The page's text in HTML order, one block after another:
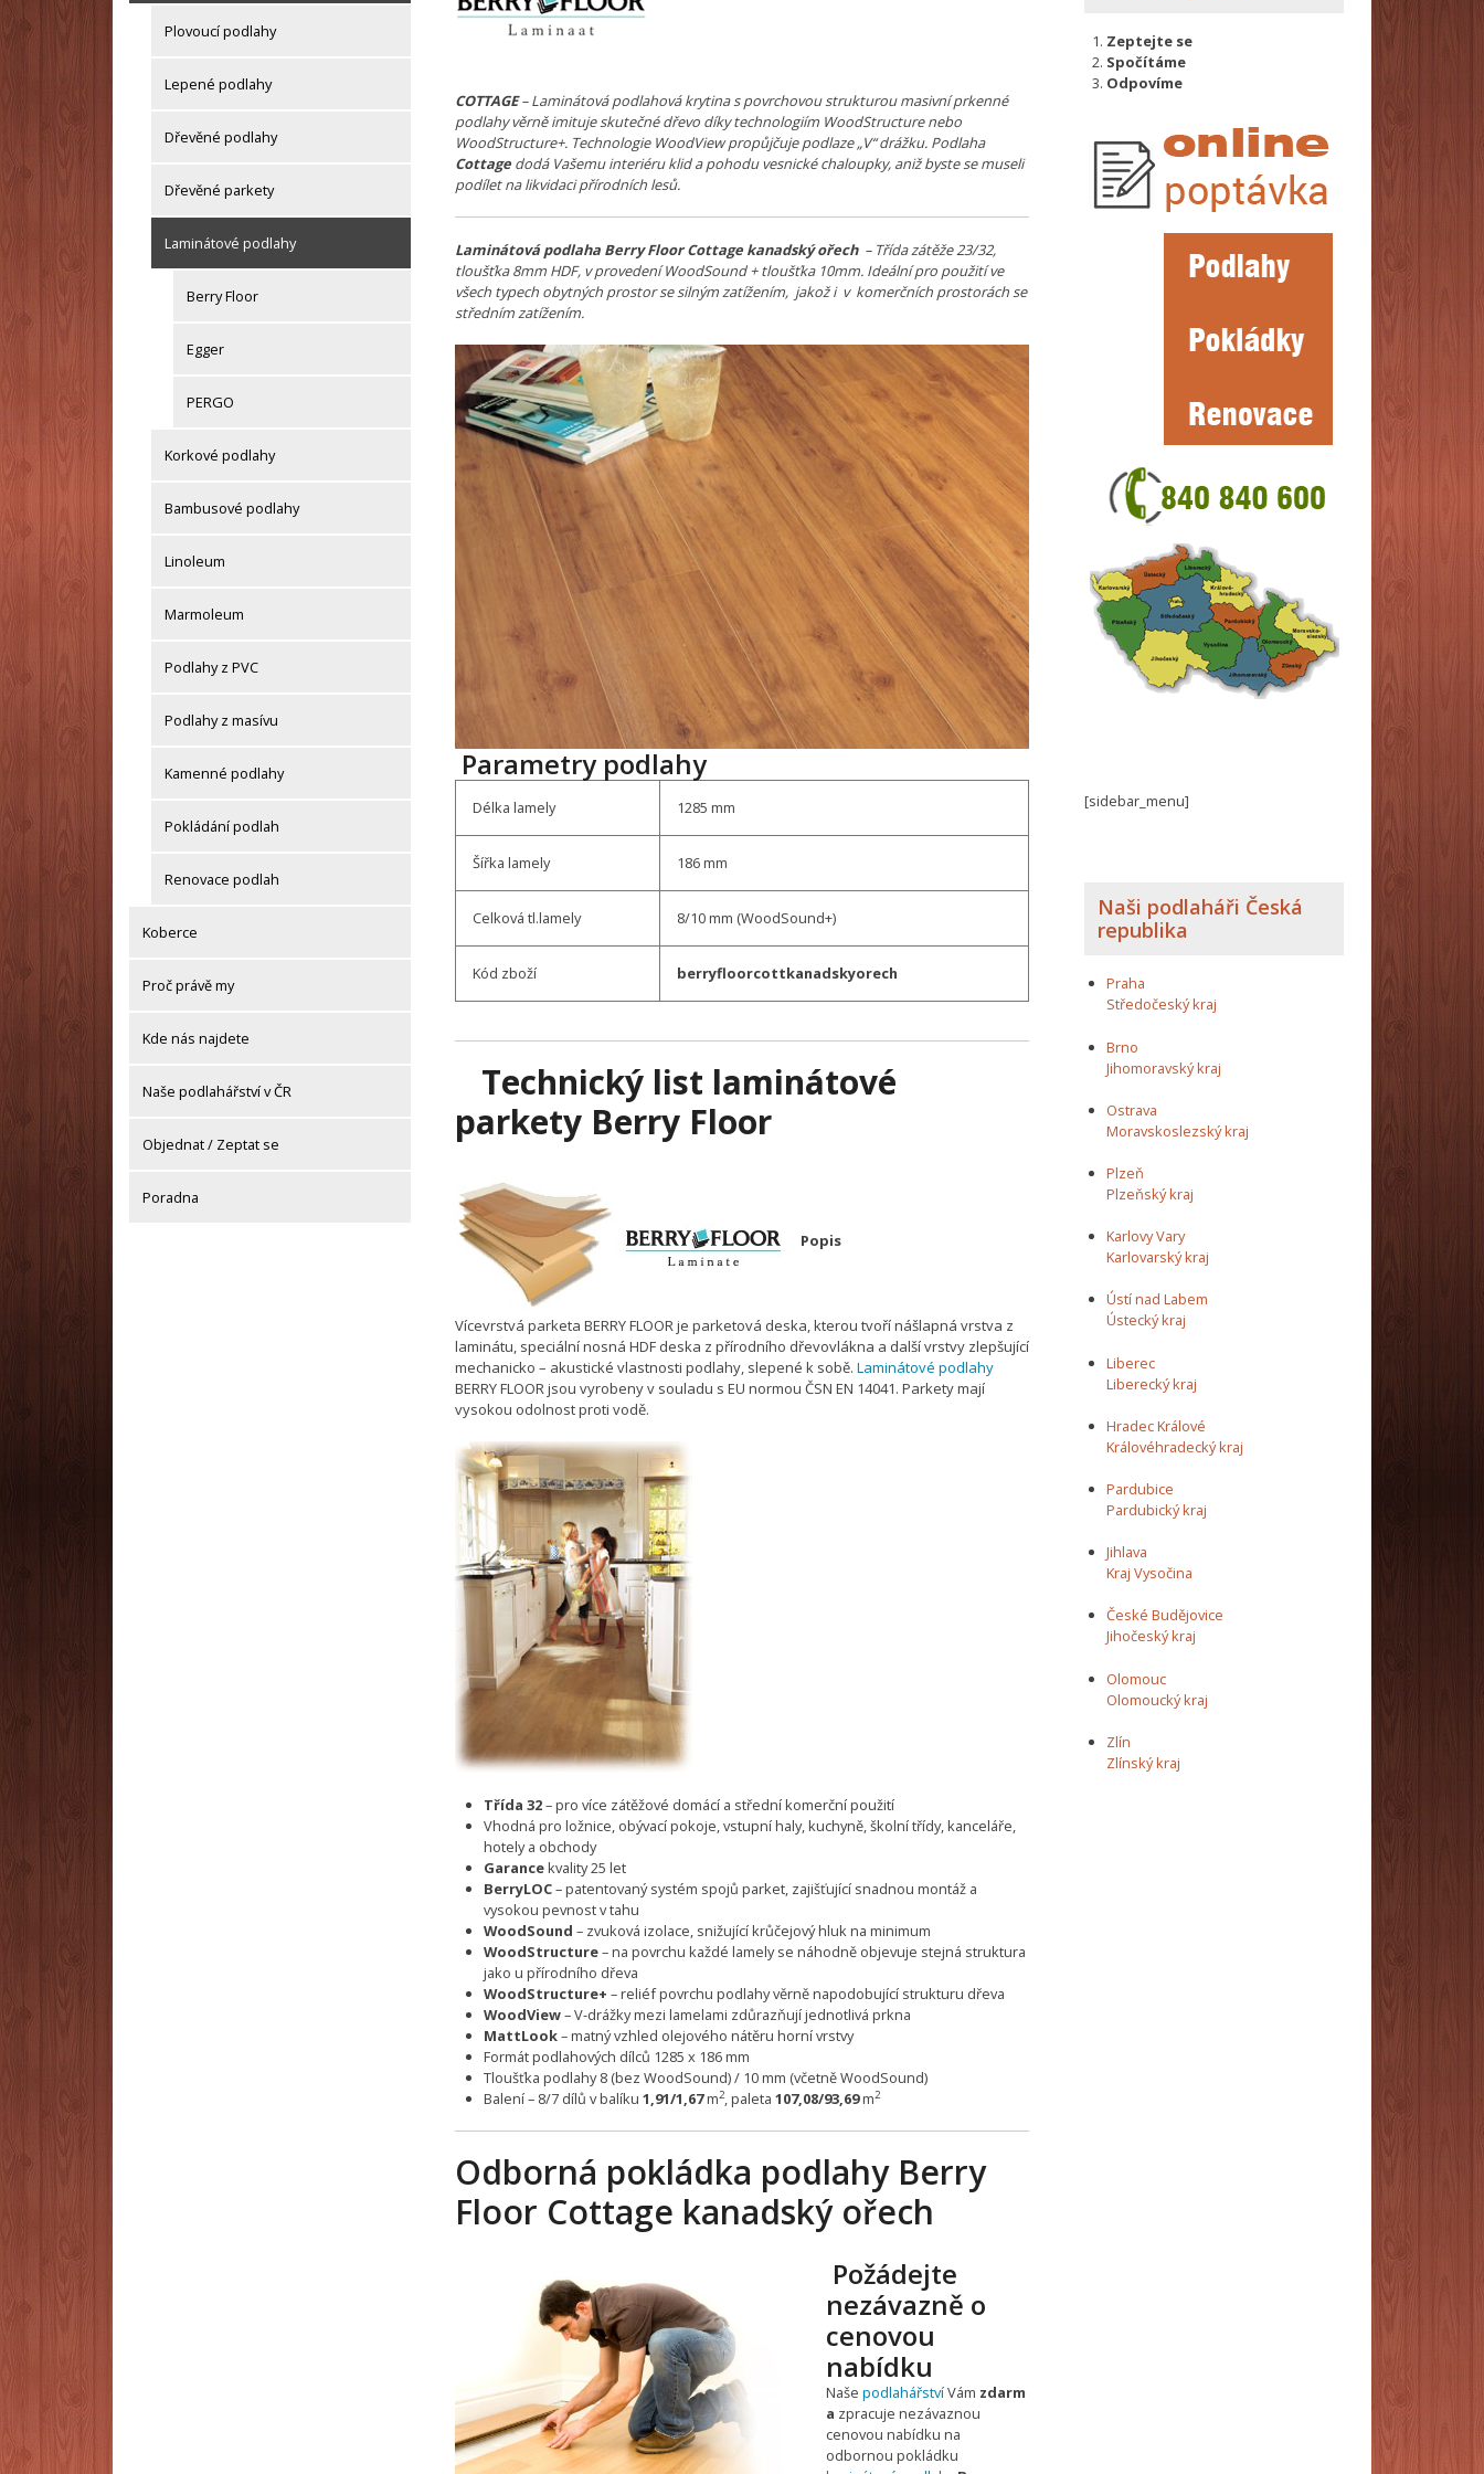
Plovoucí podlahy
Lepené podlahy
Dřevěné podlahy
Dřevěné parkety
Laminátové podlahy
Berry Floor
Egger
PERGO
Korkové podlahy
Bambusové podlahy
Linoleum
Marmoleum
Podlahy z PVC
Podlahy z masívu
Kamenné podlahy
Pokládání podlah
Renovace podlah
Koberce
Proč právě my
Kde nás najdete
Naše podlahářství v ČR
Objednat / Zeptat se
Poradna
COTTAGE– Laminátová podlahová krytina s povrchovou strukturou masivní prkenné
podlahy věrně imituje skutečné dřevo díky technologiím WoodStructure nebo
WoodStructure+. Technologie WoodView propůjčuje podlaze „V“ drážku. Podlaha
Cottage dodá Vašemu interiéru klid a pohodu vesnické chaloupky, aniž byste se museli
podílet na likvidaci přírodních lesů.
Laminátová podlaha Berry Floor Cottage kanadský ořech – Třída zátěže 23/32,
tloušťka 8mm HDF, v provedení WoodSound + tloušťka 10mm. Ideální pro použití ve
všech typech obytných prostor se silným zatížením, jakož i v komerčních prostorách se
středním zatížením.
Parametry podlahy
Délka lamely 1285 mm
Šířka lamely 186 mm
Celková tl.lamely 8/10 mm (WoodSound+)
Kód zboží berryfloorcottkanadskyorech
Technický list laminátové
parkety Berry Floor
Popis
Vícevrstvá parketa BERRY FLOOR je parketová deska, kterou tvoří nášlapná vrstva z
laminátu, speciální nosná HDF deska z přírodního dřevovlákna a další vrstvy zlepšující
mechanicko – akustické vlastnosti podlahy, slepené k sobě. Laminátové podlahy
BERRY FLOOR jsou vyrobeny v souladu s EU normou ČSN EN 14041. Parkety mají
vysokou odolnost proti vodě.
Třída 32– pro více zátěžové domácí a střední komerční použití
Vhodná pro ložnice, obývací pokoje, vstupní haly, kuchyně, školní třídy, kanceláře,
hotely a obchody
Garancekvality 25 let
BerryLOC– patentovaný systém spojů parket, zajišťující snadnou montáž a
vysokou pevnost v tahu
WoodSound – zvuková izolace, snižující krůčejový hluk na minimum
WoodStructure– na povrchu každé lamely se náhodně objevuje stejná struktura
jako u přírodního dřeva
WoodStructure+ – reliéf povrchu podlahy věrně napodobující strukturu dřeva
WoodView– V-drážky mezi lamelami zdůrazňují jednotlivá prkna
MattLook– matný vzhled olejového nátěru horní vrstvy
Formát podlahových dílců 1285 x 186 mm
Tloušťka podlahy 8 (bez WoodSound) / 10 mm (včetně WoodSound)
Balení – 8/7 dílů v balíku 1,91/1,67m2, paleta 107,08/93,69m2
Odborná pokládka podlahy Berry
Floor Cottage kanadský ořech
Požádejte
nezávazně o
cenovou
nabídku
Naše podlahářstvíVám zdarm
a zpracuje nezávaznou
cenovou nabídku na
odbornou pokládku
Zeptejte se
Spočítáme
Odpovíme
[sidebar_menu]
Naši podlaháři Česká
republika
Praha
Středočeský kraj
Brno
Jihomoravský kraj
Ostrava
Moravskoslezský kraj
Plzeň
Plzeňský kraj
Karlovy Vary
Karlovarský kraj
Ústí nad Labem
Ústecký kraj
Liberec
Liberecký kraj
Hradec Králové
Královéhradecký kraj
Pardubice
Pardubický kraj
Jihlava
Kraj Vysočina
České Budějovice
Jihočeský kraj
Olomouc
Olomoucký kraj
Zlín
Zlínský kraj